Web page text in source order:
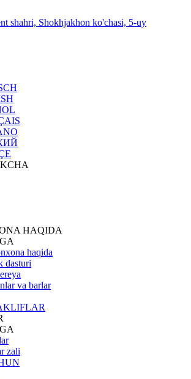
shahri, Shokhjakhon ko'chasi, 5-uy
HAQIDA
haqida
dasturi
va barlar
zali